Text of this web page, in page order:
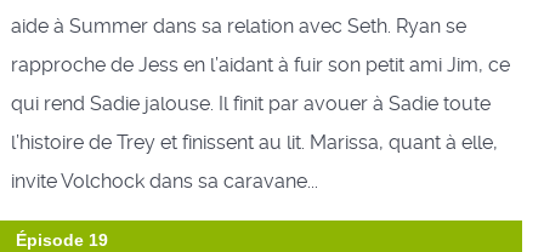
aide à Summer dans sa relation avec Seth. Ryan se
rapproche de Jess en l’aidant à fuir son petit ami Jim, ce
qui rend Sadie jalouse. Il finit par avouer à Sadie toute
l’histoire de Trey et finissent au lit. Marissa, quant à elle,
invite Volchock dans sa caravane...
Épisode 19